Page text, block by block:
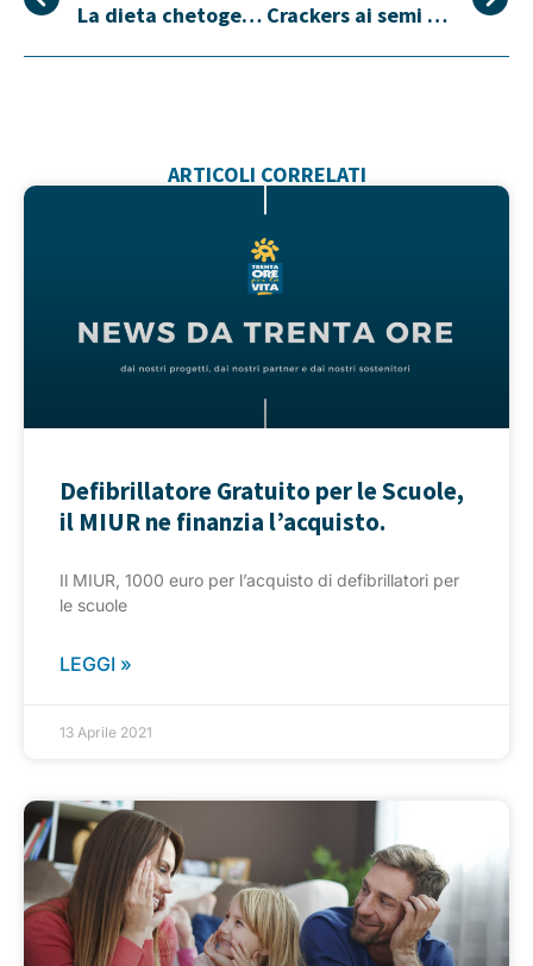
La dieta chetogenica, una terapia possibile Crackers ai semi di lino con crema di avocado
ARTICOLI CORRELATI
Defibrillatore Gratuito per le Scuole,
il MIUR ne finanzia l’acquisto.
Il MIUR, 1000 euro per l’acquisto di defibrillatori per
le scuole
LEGGI »
13 Aprile 2021